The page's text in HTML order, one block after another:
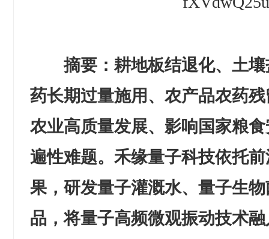
摘要：耕地板结退化、土
药长期过量施用、农产品农药
农业高质量发展、影响国家粮
遍性难题。禾缘量子科技依托
果，研发量子灌溉水、量子生
品，将量子高频微观振动技术